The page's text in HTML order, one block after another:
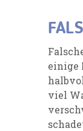
einige
viel